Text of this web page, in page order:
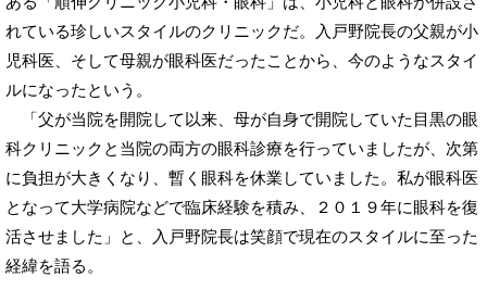
れている珍しいスタイルのクリニックだ。入戸野院長の父親が小
児科医、そして母親が眼科医だったことから、今のようなスタイ
ルになったという。
「父が当院を開院して以来、母が自身で開院していた目黒の眼
科クリニックと当院の両方の眼科診療を行っていましたが、次第
に負担が大きくなり、暫く眼科を休業していました。私が眼科医
となって大学病院などで臨床経験を積み、２０１９年に眼科を復
活させました」と、入戸野院長は笑顔で現在のスタイルに至った
経緯を語る。